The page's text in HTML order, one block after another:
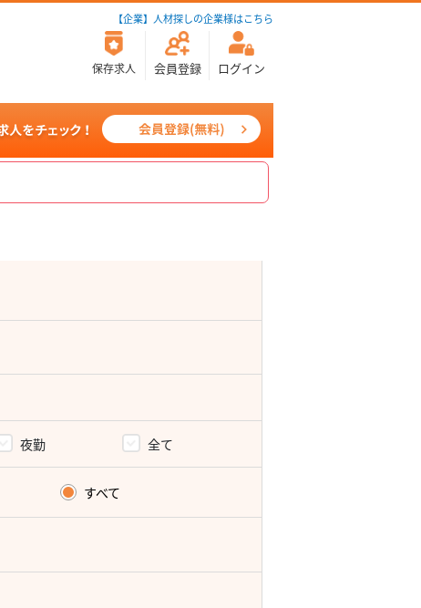
【企業】人材探しの企業様はこちら
保存求人 会員登録 ログイン
夜勤 全て
すべて